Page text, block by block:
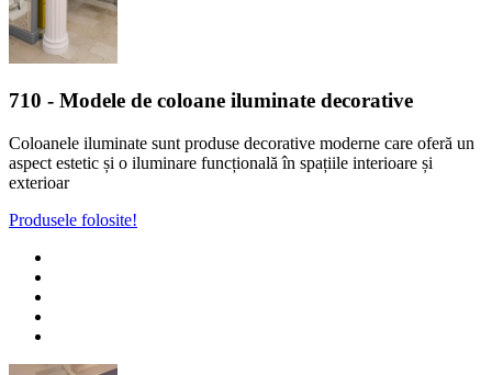
710 - Modele de coloane iluminate decorative
Coloanele iluminate sunt produse decorative moderne care oferă un
aspect estetic și o iluminare funcțională în spațiile interioare și
exterioar
Produsele folosite!